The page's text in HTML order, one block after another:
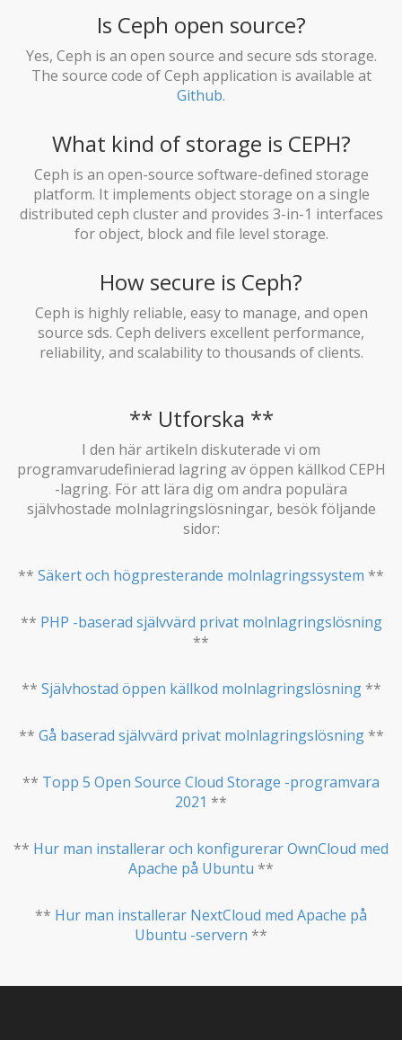
Is Ceph open source?
Yes, Ceph is an open source and secure sds storage.
The source code of Ceph application is available at
Github.
What kind of storage is CEPH?
Ceph is an open-source software-defined storage
platform. It implements object storage on a single
distributed ceph cluster and provides 3-in-1 interfaces
for object, block and file level storage.
How secure is Ceph?
Ceph is highly reliable, easy to manage, and open
source sds. Ceph delivers excellent performance,
reliability, and scalability to thousands of clients.
** Utforska **
I den här artikeln diskuterade vi om
programvarudefinierad lagring av öppen källkod CEPH
-lagring. För att lära dig om andra populära
självhostade molnlagringslösningar, besök följande
sidor:
** Säkert och högpresterande molnlagringssystem **
** PHP -baserad självvärd privat molnlagringslösning
**
** Självhostad öppen källkod molnlagringslösning**
** Gå baserad självvärd privat molnlagringslösning**
** Topp 5 Open Source Cloud Storage -programvara
2021 **
** Hur man installerar och konfigurerar OwnCloud med
Apache på Ubuntu **
** Hur man installerar NextCloud med Apache på
Ubuntu -servern **